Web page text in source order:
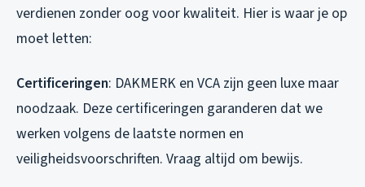
verdienen zonder oog voor kwaliteit. Hier is waar je op
moet letten:
Certificeringen: DAKMERK en VCA zijn geen luxe maar
noodzaak. Deze certificeringen garanderen dat we
werken volgens de laatste normen en
veiligheidsvoorschriften. Vraag altijd om bewijs.